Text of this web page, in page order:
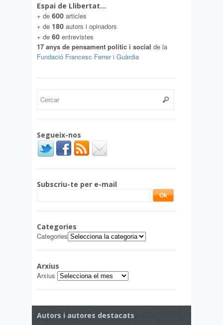
Espai de Llibertat…
+ de 600 articles
+ de 180 autors i opinadors
+ de 60 entrevistes
17 anys de pensament polític i social de la
Fundació Francesc Ferrer i Guàrdia
Segueix-nos
Subscriu-te per e-mail
Categories
Categories
Arxius
Arxius
Autors i autores destacats